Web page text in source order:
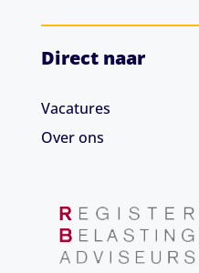
Direct naar
Vacatures
Over ons